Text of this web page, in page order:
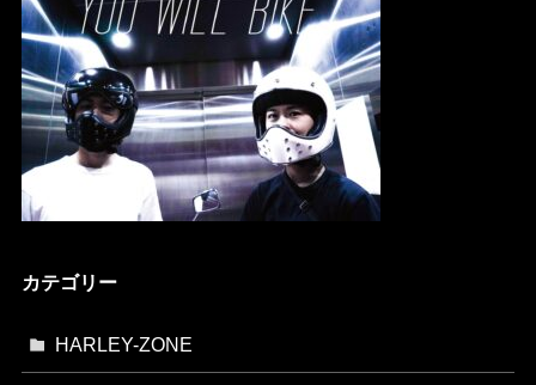
カテゴリー
HARLEY-ZONE